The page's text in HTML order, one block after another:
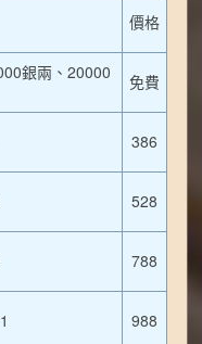
價格
銀兩、20000
免費
386
528
788
988